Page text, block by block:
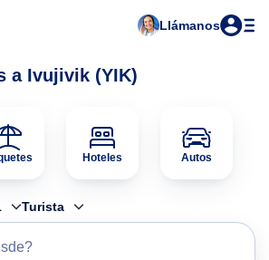
Llámanos
a Ivujivik (YIK)
Hoteles Autos
Turista